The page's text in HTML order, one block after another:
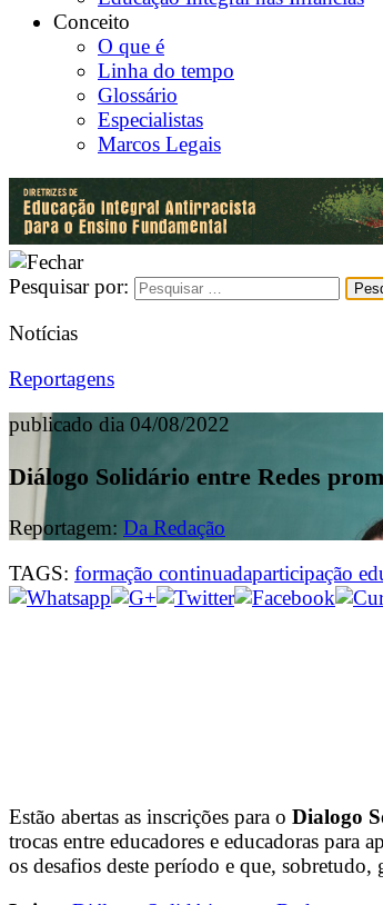
Conceito
O que é
Linha do tempo
Glossário
Especialistas
Marcos Legais
Pesquisar por:
Notícias
Reportagens
publicado dia 04/08/2022
Diálogo Solidário entre Redes
Reportagem: Da Redação
TAGS: formação continuadaparticipação
Estão abertas as inscrições para o Dialogo
trocas entre educadores e educadoras para
os desafios deste período e que,